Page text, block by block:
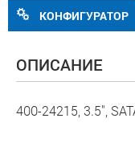
КОНФИГУРАТОР
ОПИСАНИЕ
400-24215, 3.5",